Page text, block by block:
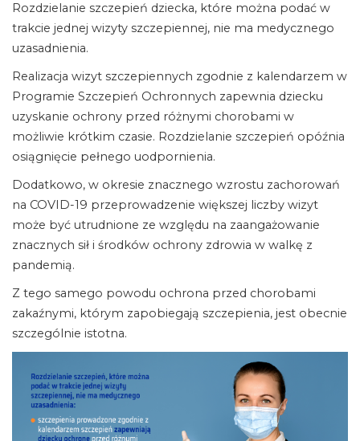
Rozdzielanie szczepień dziecka, które można podać w
trakcie jednej wizyty szczepiennej, nie ma medycznego
uzasadnienia.
Realizacja wizyt szczepiennych zgodnie z kalendarzem w
Programie Szczepień Ochronnych zapewnia dziecku
uzyskanie ochrony przed różnymi chorobami w
możliwie krótkim czasie. Rozdzielanie szczepień opóźnia
osiągnięcie pełnego uodpornienia.
Dodatkowo, w okresie znacznego wzrostu zachorowań
na COVID-19 przeprowadzenie większej liczby wizyt
może być utrudnione ze względu na zaangażowanie
znacznych sił i środków ochrony zdrowia w walkę z
pandemią.
Z tego samego powodu ochrona przed chorobami
zakaźnymi, którym zapobiegają szczepienia, jest obecnie
szczególnie istotna.